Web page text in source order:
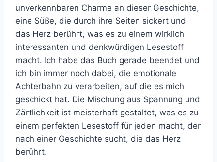
unverkennbaren Charme an dieser Geschichte,
eine Süße, die durch ihre Seiten sickert und
das Herz berührt, was es zu einem wirklich
interessanten und denkwürdigen Lesestoff
macht. Ich habe das Buch gerade beendet und
ich bin immer noch dabei, die emotionale
Achterbahn zu verarbeiten, auf die es mich
geschickt hat. Die Mischung aus Spannung und
Zärtlichkeit ist meisterhaft gestaltet, was es zu
einem perfekten Lesestoff für jeden macht, der
nach einer Geschichte sucht, die das Herz
berührt.